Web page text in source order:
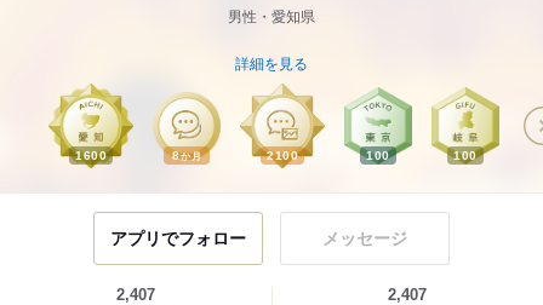
男性・愛知県
詳細を見る
1600 8か月 2100 100 100
アプリでフォロー メッセージ
2,407 2,407